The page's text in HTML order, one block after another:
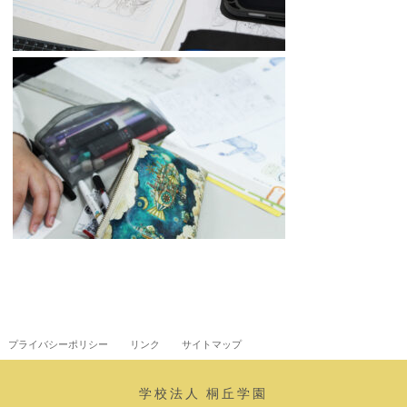
プライバシーポリシー リンク サイトマップ
学校法人 桐丘学園